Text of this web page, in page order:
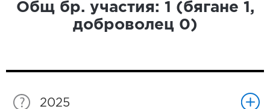
Общ бр. участия: 1 (бягане 1 ,
доброволец 0)
2025